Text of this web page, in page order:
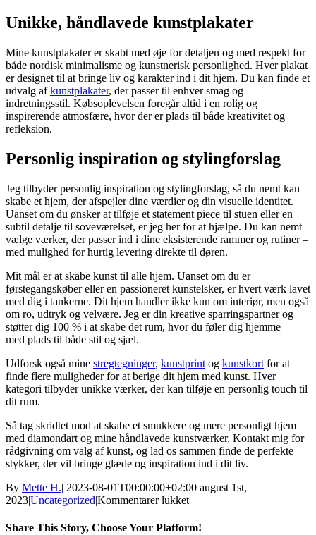
Unikke, håndlavede kunstplakater
Mine kunstplakater er skabt med øje for detaljen og med respekt for
både nordisk minimalisme og kunstnerisk personlighed. Hver plakat
er designet til at bringe liv og karakter ind i dit hjem. Du kan finde et
udvalg afkunstplakater, der passer til enhver smag og
indretningsstil. Købsoplevelsen foregår altid i en rolig og
inspirerende atmosfære, hvor der er plads til både kreativitet og
refleksion.
Personlig inspiration og stylingforslag
Jeg tilbyder personlig inspiration og stylingforslag, så du nemt kan
skabe et hjem, der afspejler dine værdier og din visuelle identitet.
Uanset om du ønsker at tilføje et statement piece til stuen eller en
subtil detalje til soveværelset, er jeg her for at hjælpe. Du kan nemt
vælge værker, der passer ind i dine eksisterende rammer og rutiner –
med mulighed for hurtig levering direkte til døren.
Mit mål er at skabe kunst til alle hjem. Uanset om du er
førstegangskøber eller en passioneret kunstelsker, er hvert værk lavet
med dig i tankerne. Dit hjem handler ikke kun om interiør, men også
om ro, udtryk og velvære. Jeg er din kreative sparringspartner og
støtter dig 100 % i at skabe det rum, hvor du føler dig hjemme –
med plads til både stil og sjæl.
Udforsk også mine stregtegninger, kunstprint og kunstkort for at
finde flere muligheder for at berige dit hjem med kunst. Hver
kategori tilbyder unikke værker, der kan tilføje en personlig touch til
dit rum.
Så tag skridtet mod at skabe et smukkere og mere personligt hjem
med diamondart og mine håndlavede kunstværker. Kontakt mig for
rådgivning om valg af kunst, og lad os sammen finde de perfekte
stykker, der vil bringe glæde og inspiration ind i dit liv.
By Mette H.| 2023-08-01T00:00:00+02:00 august 1st,
2023|Uncategorized|Kommentarer lukkettil
Share This Story, Choose Your Platform!